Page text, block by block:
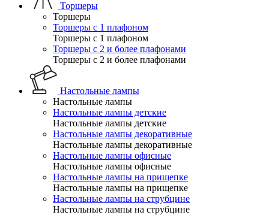
Торшеры
Торшеры
Торшеры с 1 плафоном
Торшеры с 1 плафоном
Торшеры с 2 и более плафонами
Торшеры с 2 и более плафонами
Настольные лампы
Настольные лампы
Настольные лампы детские
Настольные лампы детские
Настольные лампы декоративные
Настольные лампы декоративные
Настольные лампы офисные
Настольные лампы офисные
Настольные лампы на прищепке
Настольные лампы на прищепке
Настольные лампы на струбцине
Настольные лампы на струбцине